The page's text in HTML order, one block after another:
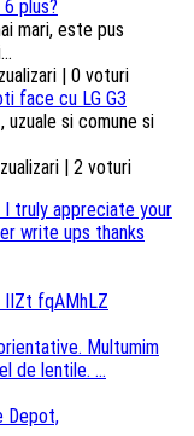
plus?
mari, este pus
| 0 voturi
face cu LG G3
si comune si
| 2 voturi
I truly appreciate your
write ups thanks
lIZt fqAMhLZ
Multumim
de lentile. ...
Depot,